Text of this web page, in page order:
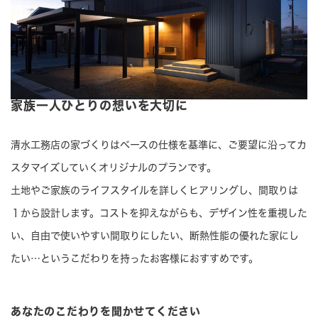
家族一人ひとりの想いを大切に
清水工務店の家づくりはベースの仕様を基準に、ご要望に沿ってカ
スタマイズしていくオリジナルのプランです。
土地やご家族のライフスタイルを詳しくヒアリングし、間取りは
１から設計します。コストを抑えながらも、デザイン性を重視した
い、自由で使いやすい間取りにしたい、断熱性能の優れた家にし
たい…というこだわりを持ったお客様におすすめです。
あなたのこだわりを聞かせてください